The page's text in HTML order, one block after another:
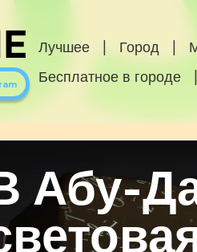
Лучшее Город
Бесплатное в городе
Абу-